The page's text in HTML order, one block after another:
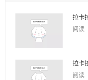
拉卡
阅读
拉卡
阅读